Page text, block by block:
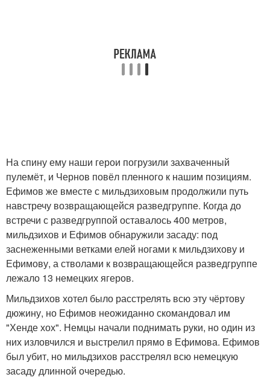
На спину ему наши герои погрузили захваченный
пулемёт, и Чернов повёл пленного к нашим позициям.
Ефимов же вместе с мильдзиховым продолжили путь
навстречу возвращающейся разведгруппе. Когда до
встречи с разведгруппой оставалось 400 метров,
мильдзихов и Ефимов обнаружили засаду: под
заснеженными ветками елей ногами к мильдзихову и
Ефимову, а стволами к возвращающейся разведгруппе
лежало 13 немецких ягеров.
Мильдзихов хотел было расстрелять всю эту чёртову
дюжину, но Ефимов неожиданно скомандовал им
"Хенде хох". Немцы начали поднимать руки, но один из
них изловчился и выстрелил прямо в Ефимова. Ефимов
был убит, но мильдзихов расстрелял всю немецкую
засаду длинной очередью.